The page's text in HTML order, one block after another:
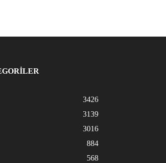
3426
3139
3016
884
568